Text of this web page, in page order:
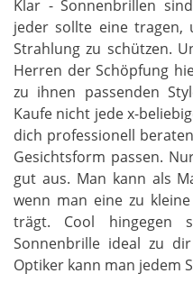
Klar - Sonnenbrillen
jeder sollte eine tragen,
Strahlung zu schützen.
Herren der Schöpfung
zu ihnen passenden
Kaufe nicht jede x-
dich professionell
Gesichtsform passen.
gut aus. Man kann als
wenn man eine zu
trägt. Cool hingegen
Sonnenbrille ideal zu
Optiker kann man jedem